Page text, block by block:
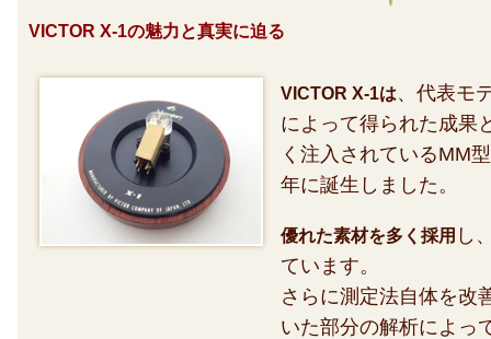
VICTOR X-1の魅力と真実に迫る
VICTOR X-1は、代表モ
によって得られた成果
く注入されているMM
年に誕生しました。
優れた素材を多く採用 し
ています。
さらに測定法自体を改
いた部分の解析によっ